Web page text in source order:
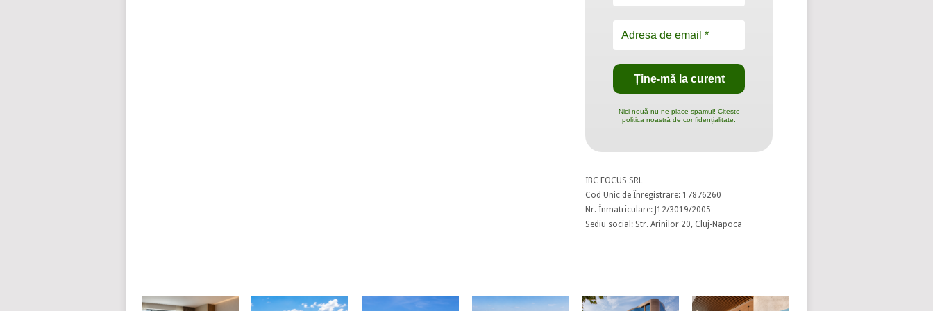
Nici nouă nu ne place spamul! Citește
politica noastră de confidențialitate.
IBC FOCUS SRL
Cod Unic de Înregistrare: 17876260
Nr. Înmatriculare: J12/3019/2005
Sediu social: Str. Arinilor 20, Cluj-Napoca